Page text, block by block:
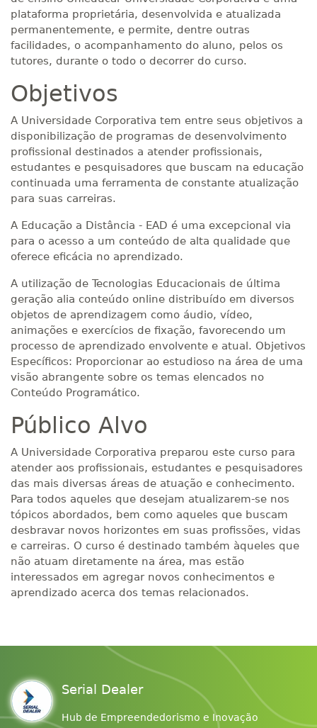
plataforma proprietária, desenvolvida e atualizada
permanentemente, e permite, dentre outras
facilidades, o acompanhamento do aluno, pelos os
tutores, durante o todo o decorrer do curso.
Objetivos
A Universidade Corporativa tem entre seus objetivos a
disponibilização de programas de desenvolvimento
profissional destinados a atender profissionais,
estudantes e pesquisadores que buscam na educação
continuada uma ferramenta de constante atualização
para suas carreiras.
A Educação a Distância - EAD é uma excepcional via
para o acesso a um conteúdo de alta qualidade que
oferece eficácia no aprendizado.
A utilização de Tecnologias Educacionais de última
geração alia conteúdo online distribuído em diversos
objetos de aprendizagem como áudio, vídeo,
animações e exercícios de fixação, favorecendo um
processo de aprendizado envolvente e atual. Objetivos
Específicos: Proporcionar ao estudioso na área de uma
visão abrangente sobre os temas elencados no
Conteúdo Programático.
Público Alvo
A Universidade Corporativa preparou este curso para
atender aos profissionais, estudantes e pesquisadores
das mais diversas áreas de atuação e conhecimento.
Para todos aqueles que desejam atualizarem-se nos
tópicos abordados, bem como aqueles que buscam
desbravar novos horizontes em suas profissões, vidas
e carreiras. O curso é destinado também àqueles que
não atuam diretamente na área, mas estão
interessados em agregar novos conhecimentos e
aprendizado acerca dos temas relacionados.
Serial Dealer
Hub de Empreendedorismo e Inovação